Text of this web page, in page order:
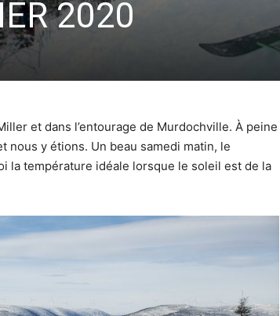
2020
et dans l’entourage de Murdochville. À peine
y étions. Un beau samedi matin, le
la température idéale lorsque le soleil est de la